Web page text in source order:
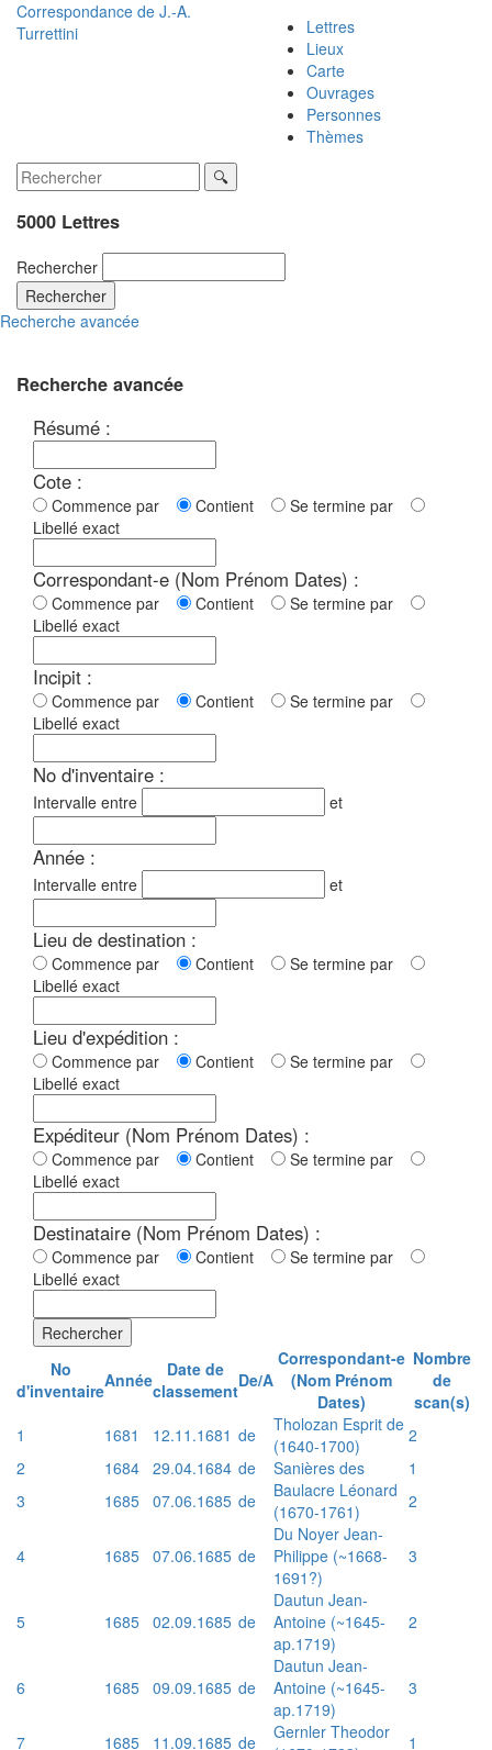
Correspondance de J.-A.
Turrettini
Lettres
Lieux
Carte
Ouvrages
Personnes
Thèmes
5000 Lettres
Rechercher
Rechercher
Recherche avancée
Recherche avancée
Résumé :
Cote :
Commence par Contient
Se termine par
Libellé exact
Correspondant-e (Nom Prénom Dates) :
Commence par Contient
Se termine par
Libellé exact
Incipit :
Commence par Contient
Se termine par
Libellé exact
No d'inventaire :
Intervalle entre et
Année :
Intervalle entre et
Lieu de destination :
Commence par Contient
Se termine par
Libellé exact
Lieu d'expédition :
Commence par Contient
Se termine par
Libellé exact
Expéditeur (Nom Prénom Dates) :
Commence par Contient
Se termine par
Libellé exact
Destinataire (Nom Prénom Dates) :
Commence par Contient
Se termine par
Libellé exact
Rechercher
No
d'inventaireAnnée
Date de
classementDe/A
Correspondant-e
(Nom Prénom
Dates)
Nombre
de
scan(s)
1
1681 12.11.1681 de
Tholozan Esprit de
(1640-1700)
2
2
1684 29.04.1684 de Sanières des
1
3
1685 07.06.1685 de
Baulacre Léonard
(1670-1761)
2
4 1685 07.06.1685 de
Du Noyer Jean-
Philippe (~1668-
1691?)
3
5 1685 02.09.1685 de
Dautun Jean-
Antoine (~1645-
ap.1719)
2
6 1685 09.09.1685 de
Dautun Jean-
Antoine (~1645-
ap.1719)
3
7 1685 11.09.1685 de
Gernler Theodor
1